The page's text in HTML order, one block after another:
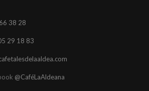
38 28
29 18 83
@CaféLaAldeana